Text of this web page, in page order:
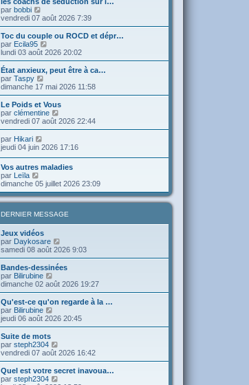
e
s
e
r
m
e
s
e
e
n
i
e
r
m
e
s
s
a
e
l
d
e
r
n
e
r
m
e
s
s
a
g
e
par bobbi
o
i
r
l
e
r
n
r
m
e
s
s
a
g
e
vendredi 07 août 2026 7:39
Toc du couple ou ROCD et dépr…
par Ecila95
o
i
r
e
e
r
n
i
m
e
s
a
g
e
lundi 03 août 2026 20:02
État anxieux, peut être à ca…
par Taspy
o
i
r
l
e
r
n
i
e
m
e
s
a
g
dimanche 17 mai 2026 11:58
Le Poids et Vous
par clémentine
o
i
l
e
n
i
e
r
m
e
s
a
g
e
vendredi 07 août 2026 22:44
par Hikari
o
l
e
d
e
r
n
r
m
e
s
s
a
g
e
jeudi 04 juin 2026 17:16
Vos autres maladies
par Leïla
o
i
r
e
d
e
r
n
i
e
r
m
s
a
g
dimanche 05 juillet 2026 23:09
DERNIER MESSAGE
Jeux vidéos
par Daykosare
o
i
r
e
r
n
i
e
s
s
samedi 08 août 2026 9:03
Bandes-dessinées
par Bilirubine
o
i
r
e
r
n
i
r
m
dimanche 02 août 2026 19:27
Qu'est-ce qu'on regarde à la …
par Bilirubine
o
i
l
e
r
n
jeudi 06 août 2026 20:45
Suite de mots
par steph2304
o
i
r
vendredi 07 août 2026 16:42
Quel est votre secret inavoua…
par steph2304